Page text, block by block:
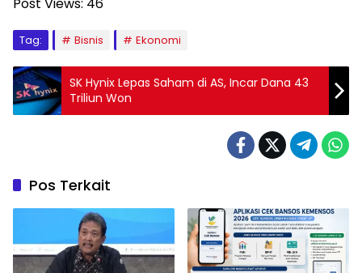
Post Views: 46
Tag: Bisnis Ekonomi
SK Hynix Lepas Saham di AS, Incar Dana 43
Triliun Won
Pos Terkait